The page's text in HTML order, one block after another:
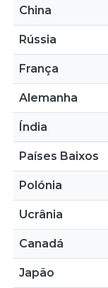
China
Rússia
França
Alemanha
Índia
Países Baixos
Polónia
Ucrânia
Canadá
Japão